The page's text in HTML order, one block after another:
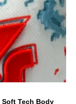
Soft Tech Body